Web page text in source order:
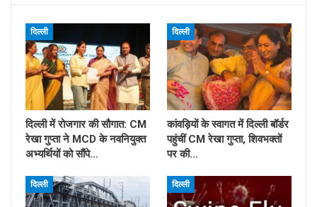
दिल्ली
दिल्ली में रोजगार की सौगात: CM
रेखा गुप्ता ने MCD के नवनियुक्त
अभ्यर्थियों को सौंपे…
दिल्ली
कांवड़ियों के स्वागत में दिल्ली बॉर्डर
पहुंचीं CM रेखा गुप्ता, शिवभक्तों
पर की…
दिल्ली दिल्ली